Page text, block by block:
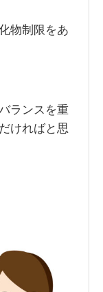
物制限をあ
ランスを重
ければと思